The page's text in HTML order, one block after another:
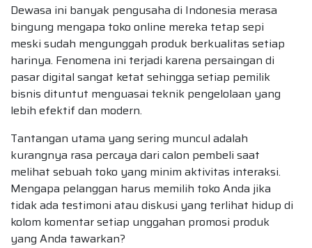
Dewasa ini banyak pengusaha di Indonesia merasa
bingung mengapa toko online mereka tetap sepi
meski sudah mengunggah produk berkualitas setiap
harinya. Fenomena ini terjadi karena persaingan di
pasar digital sangat ketat sehingga setiap pemilik
bisnis dituntut menguasai teknik pengelolaan yang
lebih efektif dan modern.
Tantangan utama yang sering muncul adalah
kurangnya rasa percaya dari calon pembeli saat
melihat sebuah toko yang minim aktivitas interaksi.
Mengapa pelanggan harus memilih toko Anda jika
tidak ada testimoni atau diskusi yang terlihat hidup di
kolom komentar setiap unggahan promosi produk
yang Anda tawarkan?